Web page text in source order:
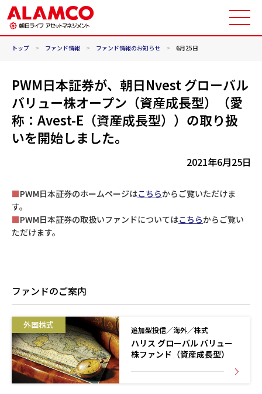
トップ > ファンド情報 > ファンド情報のお知らせ > 6月25日
PWM日本証券が、朝日Nvest グローバル
バリュー株オープン（資産成長型）（愛
称：Avest-E（資産成長型））の取り扱
いを開始しました。
2021年6月25日
■PWM日本証券のホームページはこちらからご覧いただけま
す。
■PWM日本証券の取扱いファンドについてはこちらからご覧い
ただけます。
ファンドのご案内
外国株式 追加型投信／海外／株式
ハリス グローバル バリュー
株ファンド（資産成長型）